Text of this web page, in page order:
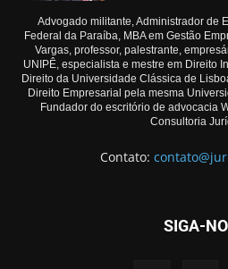
Advogado militante, Administrador de
Federal da Paraíba, MBA em Gestão
Vargas, professor, palestrante,
UNIPÊ, especialista e mestre em Direito
Direito da Universidade Clássica de
Direito Empresarial pela mesma
Fundador do escritório de advocacia
Consultoria
Contato:
SIGA-